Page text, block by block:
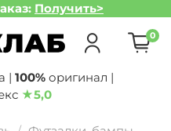
Получить>
0
| 100% оригинал |
★5,0